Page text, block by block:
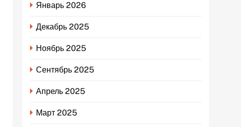
Январь 2026
Декабрь 2025
Ноябрь 2025
Сентябрь 2025
Апрель 2025
Март 2025